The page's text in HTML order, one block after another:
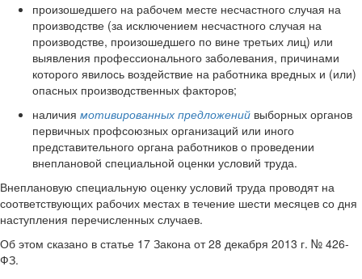
произошедшего на рабочем месте несчастного случая на
производстве (за исключением несчастного случая на
производстве, произошедшего по вине третьих лиц) или
выявления профессионального заболевания, причинами
которого явилось воздействие на работника вредных и (или)
опасных производственных факторов;
наличия мотивированных предложений выборных органов
первичных профсоюзных организаций или иного
представительного органа работников о проведении
внеплановой специальной оценки условий труда.
Внеплановую специальную оценку условий труда проводят на
соответствующих рабочих местах в течение шести месяцев со дня
наступления перечисленных случаев.
Об этом сказано в статье 17 Закона от 28 декабря 2013 г. № 426-
ФЗ.